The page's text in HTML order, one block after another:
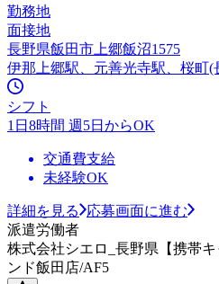
勤務地
面接地
長野県飯田市上郷飯沼1575
伊那上郷駅、元善光寺駅、桜町(
シフト
1日8時間 週5日からOK
交通費支給
未経験OK
詳細を見る
応募画面に進む
派遣労働者
株式会社シエロ_長野県【携帯
ンド飯田店/AF5